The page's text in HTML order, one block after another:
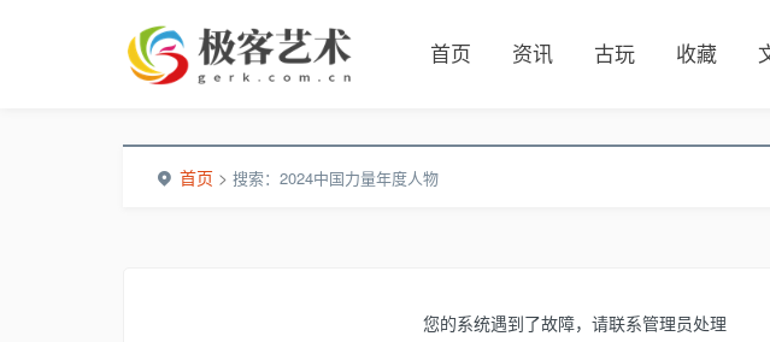
首页 资讯 古玩 收藏
首页 >搜索：2024中国力量年度人物
您的系统遇到了故障，请联系管理员处理